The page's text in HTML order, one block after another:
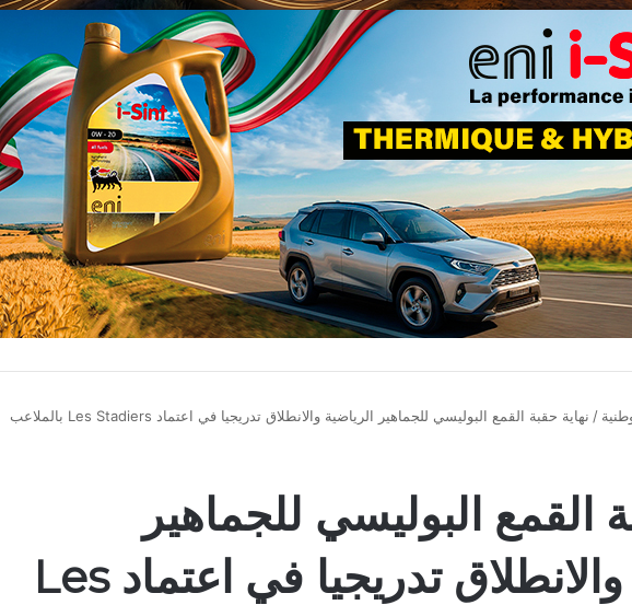
/ نهاية حقبة القمع البوليسي للجماهير الرياضية والانطلاق تدريجيا في اعتماد Les Stadiers بالملاعب
القمع البوليسي للجماهير
الرياضية والانطلاق تدريجيا في اعتماد Les